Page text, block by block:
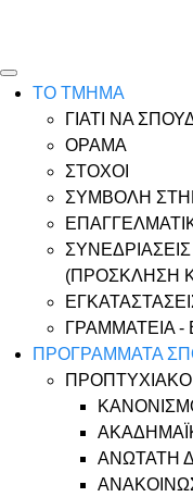
ΤΟ ΤΜΗΜΑ
ΓΙΑΤΙ ΝΑ
ΟΡΑΜΑ
ΣΤΟΧΟΙ
ΣΥΜΒΟΛΗ
(ΠΡΟΣΚΛΗΣΗ
ΓΡΑΜΜΑΤΕΙΑ -
ΠΡΟΓΡΑΜΜΑΤΑ
ΠΡΟΠΤΥΧΙΑΚΟ
ΑΝΩΤΑΤΗ